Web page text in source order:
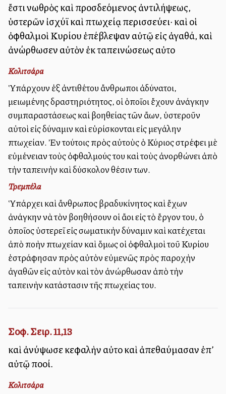
ἔστι νωθρὸς καὶ προσδεόμενος ἀντιλήψεως,
ὑστερῶν ἰσχύϊ καὶ πτωχείᾳ περισσεύει· καὶ οἱ
ὀφθαλμοὶ Κυρίου ἐπέβλεψαν αὐτῷ εἰς ἀγαθά, καὶ
ἀνώρθωσεν αὐτὸν ἐκ ταπεινώσεως αὐτοῦ
Κολιτσάρα
Ὑπάρχουν ἐξ ἀντιθέτου ἄνθρωποι ἀδύνατοι,
μειωμένης δραστηριότητος, οἱ ὁποῖοι ἔχουν ἀνάγκην
συμπαραστάσεως καὶ βοηθείας τῶν ἄλλων, ὑστεροῦν
αὐτοὶ εἰς δύναμιν καὶ εὑρίσκονται εἰς μεγάλην
πτωχείαν. Ἐν τούτοις πρὸς αὐτοὺς ὁ Κύριος στρέφει μὲ
εὐμένειαν τοὺς ὀφθαλμούς του καὶ τοὺς ἀνορθώνει ἀπὸ
τὴν ταπεινὴν καὶ δύσκολον θέσιν των.
Τρεμπέλα
Ὑπάρχει καὶ ἄνθρωπος βραδυκίνητος καὶ ἔχων
ἀνάγκην νὰ τὸν βοηθήσουν οἱ ἄλλοι εἰς τὸ ἔργον του, ὁ
ὁποῖος ὑστερεῖ εἰς σωματικὴν δύναμιν καὶ κατέχεται
ἀπὸ πολλὴν πτωχείαν καὶ ὅμως οἱ ὀφθαλμοὶ τοῦ Κυρίου
ἐστράφησαν πρὸς αὐτὸν εὐμενῶς πρὸς παροχὴν
ἀγαθῶν εἰς αὐτὸν καὶ τὸν ἀνώρθωσαν ἀπὸ τὴν
ταπεινὴν κατάστασιν τῆς πτωχείας του.
Σοφ. Σειρ. 11,13
καὶ ἀνύψωσε κεφαλὴν αὐτοῦ καὶ ἀπεθαύμασαν ἐπ’
αὐτῷ πολλοί.
Κολιτσάρα